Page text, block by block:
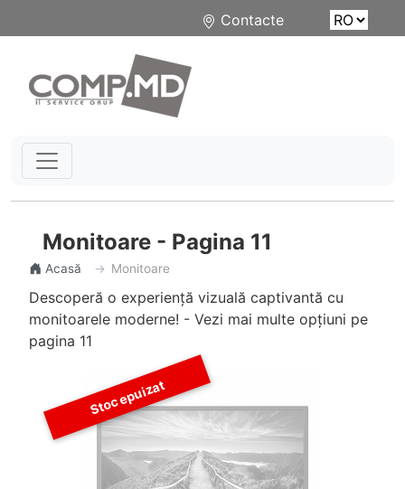
Contacte
Monitoare - Pagina 11
Acasă Monitoare
Descoperă o experiență vizuală captivantă cu
monitoarele moderne! - Vezi mai multe opțiuni pe
pagina 11
Stoc epuizat